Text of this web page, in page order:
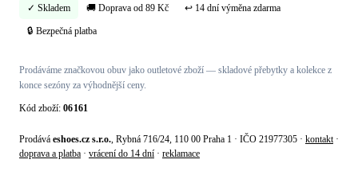
✓ Skladem 🚚 Doprava od 89 Kč ↩ 14 dní výměna zdarma
🔒 Bezpečná platba
Prodáváme značkovou obuv jako outletové zboží — skladové přebytky a kolekce z
konce sezóny za výhodnější ceny.
Kód zboží: 06161
Prodává eshoes.cz s.r.o. , Rybná 716/24, 110 00 Praha 1 · IČO 21977305 · kontakt ·
doprava a platba · vrácení do 14 dní · reklamace